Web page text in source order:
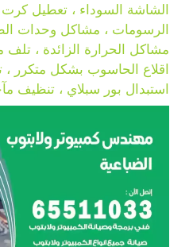
الشاشة السوداء ، تعطيل
الرسومات ، مشاكل وحدات
مشاكل الحرارة الزائدة ، تلف
اقلاع الحاسوب بشكل متكرر ،
استبدال بور سبلاي ، تنظيف